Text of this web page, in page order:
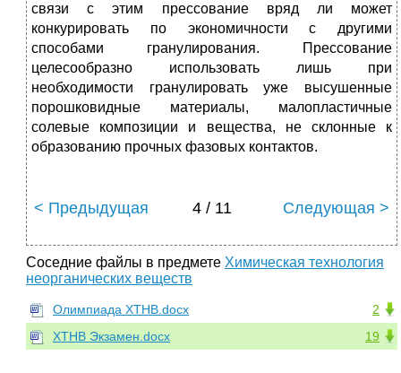
связи с этим прессование вряд ли может
конкурировать по экономичности с другими
способами гранулирования. Прессование
целесообразно использовать лишь при
необходимости гранулировать уже высушенные
порошковидные материалы, малопластичные
солевые композиции и вещества, не склонные к
образованию прочных фазовых контактов.
< Предыдущая 4 / 11 Следующая >
Соседние файлы в предмете Химическая технология
неорганических веществ
2
Олимпиада ХТНВ.docx
19
ХТНВ Экзамен.docx